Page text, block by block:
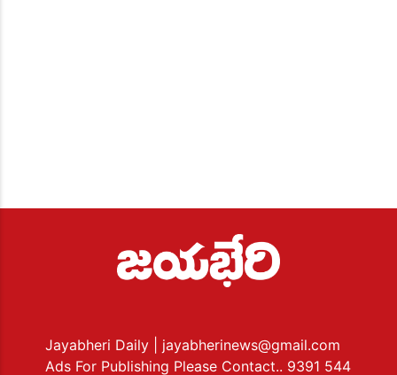
Jayabheri Daily
| jayabherinews@gmail.com
Ads For Publishing Please Contact.. 9391 544